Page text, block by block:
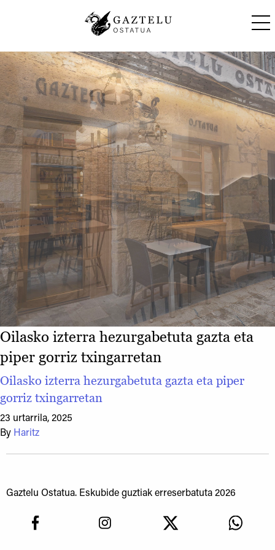
Oilasko izterra hezurgabetuta gazta eta
piper gorriz txingarretan
Oilasko izterra hezurgabetuta gazta eta piper
gorriz txingarretan
23 urtarrila, 2025
By Haritz
Gaztelu Ostatua. Eskubide guztiak erreserbatuta 2026